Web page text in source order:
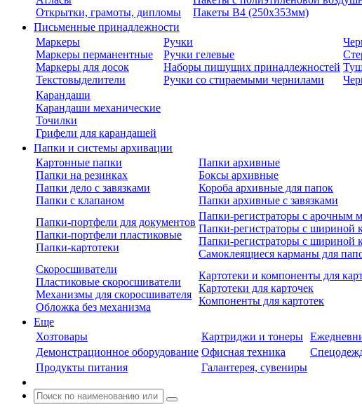
Открытки, грамоты, дипломы
Пакеты В4 (250х353мм)
Письменные принадлежности
Маркеры
Маркеры перманентные
Маркеры для досок
Текстовыделители
Ручки
Ручки гелевые
Наборы пишущих принадлежностей
Ручки со стираемыми чернилами
Карандаши
Карандаши механические
Точилки
Грифели для карандашей
Папки и системы архивации
Картонные папки
Папки на резинках
Папки дело с завязками
Папки с клапаном
Папки архивные
Боксы архивные
Короба архивные для папок
Папки архивные с завязками
Папки-портфели для документов
Папки-портфели пластиковые
Папки-картотеки
Папки-регистраторы с арочным
Папки-регистраторы с шириной
Папки-регистраторы с шириной
Самоклеящиеся карманы для
Скоросшиватели
Пластиковые скоросшиватели
Механизмы для скоросшивателя
Обложка без механизма
Картотеки и компоненты для
Картотеки для карточек
Компоненты для картотек
Еще
Хозтовары
Картриджи и тонеры
Демонстрационное оборудование Офисная техника
Продукты питания
Галантерея, сувениры